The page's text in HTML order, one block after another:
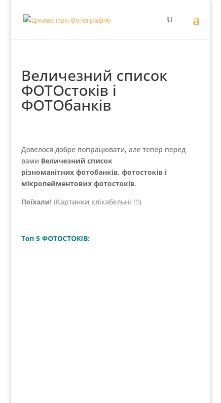
Величезний список
ФОТОстоків і
ФОТОбанків
Довелося добре попрацювати, але тепер перед
вами Величезний список
різноманітних фотобанків, фотостоків і
мікропейментових фотостоків.
Поїхали! (Картинки клікабельні !!!)
Топ 5 ФОТОСТОКІВ: